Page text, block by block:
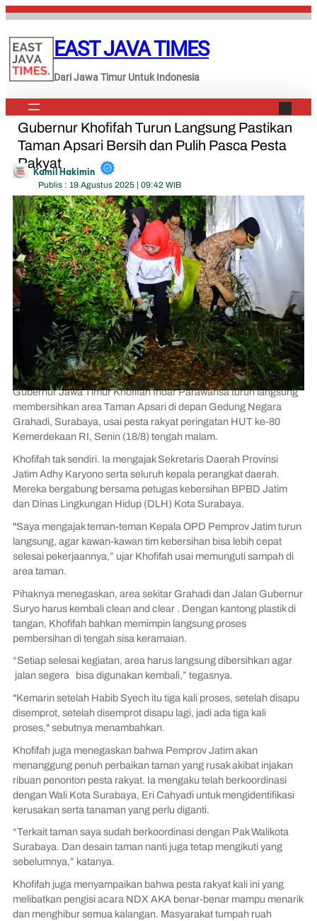
Lewati
konten
EAST JAVA TIMES
Dari Jawa Timur Untuk Indonesia
Gubernur Khofifah Turun Langsung Pastikan
Taman Apsari Bersih dan Pulih Pasca Pesta
Rakyat
Kamil Hakimin
Publis : 19 Agustus 2025 | 09:42 WIB
Gubernur Jawa Timur Khofifah Indar Parawansa turun langsung
membersihkan area Taman Apsari di depan Gedung Negara
Grahadi, Surabaya, usai pesta rakyat peringatan HUT ke-80
Kemerdekaan RI, Senin (18/8) tengah malam.
Khofifah tak sendiri. Ia mengajak Sekretaris Daerah Provinsi
Jatim Adhy Karyono serta seluruh kepala perangkat daerah.
Mereka bergabung bersama petugas kebersihan BPBD Jatim
dan Dinas Lingkungan Hidup (DLH) Kota Surabaya.
"Saya mengajak teman-teman Kepala OPD Pemprov Jatim turun
langsung, agar kawan-kawan tim kebersihan bisa lebih cepat
selesai pekerjaannya,” ujar Khofifah usai memunguti sampah di
area taman.
Pihaknya menegaskan, area sekitar Grahadi dan Jalan Gubernur
Suryo harus kembali clean and clear . Dengan kantong plastik di
tangan, Khofifah bahkan memimpin langsung proses
pembersihan di tengah sisa keramaian.
“Setiap selesai kegiatan, area harus langsung dibersihkan agar
jalan segera bisa digunakan kembali,” tegasnya.
"Kemarin setelah Habib Syech itu tiga kali proses, setelah disapu
disemprot, setelah disemprot disapu lagi, jadi ada tiga kali
proses," sebutnya menambahkan.
Khofifah juga menegaskan bahwa Pemprov Jatim akan
menanggung penuh perbaikan taman yang rusak akibat injakan
ribuan penonton pesta rakyat. Ia mengaku telah berkoordinasi
dengan Wali Kota Surabaya, Eri Cahyadi untuk mengidentifikasi
kerusakan serta tanaman yang perlu diganti.
“Terkait taman saya sudah berkoordinasi dengan Pak Walikota
Surabaya. Dan desain taman nanti juga tetap mengikuti yang
sebelumnya,” katanya.
Khofifah juga menyampaikan bahwa pesta rakyat kali ini yang
melibatkan pengisi acara NDX AKA benar-benar mampu menarik
dan menghibur semua kalangan. Masyarakat tumpah ruah